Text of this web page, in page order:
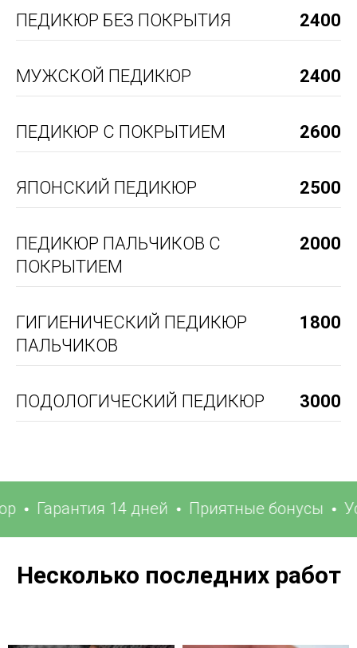
ПЕДИКЮР БЕЗ ПОКРЫТИЯ 2400
МУЖСКОЙ ПЕДИКЮР 2400
ПЕДИКЮР С ПОКРЫТИЕМ 2600
ЯПОНСКИЙ ПЕДИКЮР 2500
ПЕДИКЮР ПАЛЬЧИКОВ С
ПОКРЫТИЕМ
2000
ГИГИЕНИЧЕСКИЙ ПЕДИКЮР
ПАЛЬЧИКОВ
1800
ПОДОЛОГИЧЕСКИЙ ПЕДИКЮР 3000
Гарантия 14 дней Приятные бонусы
Несколько последних работ